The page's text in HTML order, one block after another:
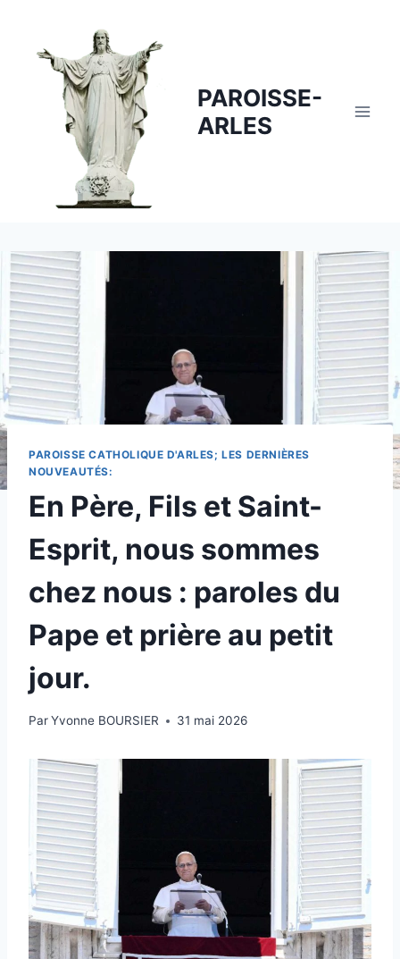
content
PAROISSE-
ARLES
PAROISSE CATHOLIQUE D'ARLES; LES DERNIÈRES
NOUVEAUTÉS:
En Père, Fils et Saint-
Esprit, nous sommes
chez nous : paroles du
Pape et prière au petit
jour.
ParYvonne BOURSIER 31 mai 2026